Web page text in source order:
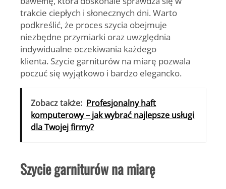
trakcie ciepłych i słonecznych dni. Warto
podkreślić, że proces szycia obejmuje
niezbędne przymiarki oraz uwzględnia
indywidualne oczekiwania każdego
klienta. Szycie garniturów na miarę pozwala
poczuć się wyjątkowo i bardzo elegancko.
Zobacz także: Profesjonalny haft
komputerowy – jak wybrać najlepsze usługi
dla Twojej firmy?
Szycie garniturów na miarę